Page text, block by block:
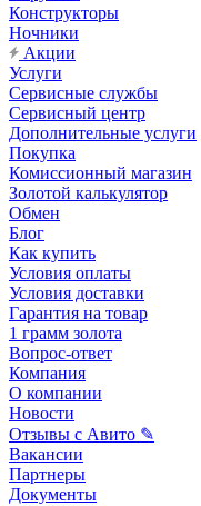
Конструкторы
Ночники
Акции
Услуги
Сервисные службы
Сервисный центр
Дополнительные услуги
Покупка
Комиссионный магазин
Золотой калькулятор
Обмен
Блог
Как купить
Условия оплаты
Условия доставки
Гарантия на товар
1 грамм золота
Вопрос-ответ
Компания
О компании
Новости
Отзывы с Авито ✎
Вакансии
Партнеры
Документы